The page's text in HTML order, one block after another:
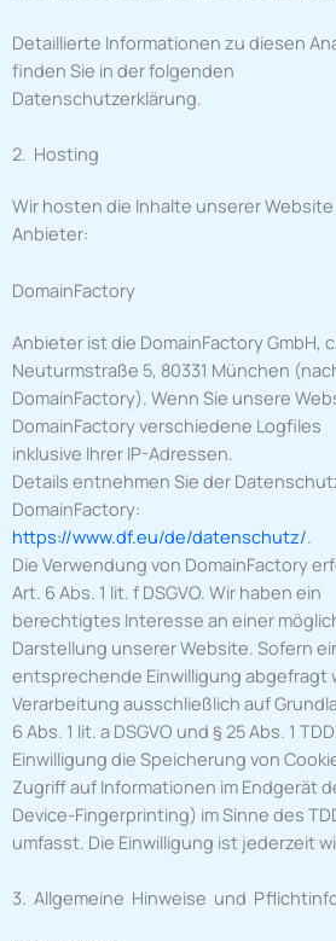
Detaillierte Informationen zu diesen
finden Sie in der folgenden
Datenschutzerklärung.
2. Hosting
Wir hosten die Inhalte unserer
Anbieter:
DomainFactory
Anbieter ist die DomainFactory GmbH,
Neuturmstraße 5, 80331 München
DomainFactory). Wenn Sie unsere
DomainFactory verschiedene Logfiles
inklusive Ihrer IP-Adressen.
Details entnehmen Sie der
DomainFactory:
https://www.df.eu/de/datenschutz/.
Die Verwendung von DomainFactory
Art. 6 Abs. 1 lit. f DSGVO. Wir haben ein
berechtigtes Interesse an einer
Darstellung unserer Website. Sofern
entsprechende Einwilligung abgefragt
Verarbeitung ausschließlich auf
6 Abs. 1 lit. a DSGVO und § 25 Abs. 1
Einwilligung die Speicherung von
Zugriff auf Informationen im Endgerät
Device-Fingerprinting) im Sinne des
umfasst. Die Einwilligung ist jederzeit
3. Allgemeine Hinweise und